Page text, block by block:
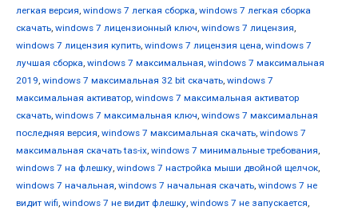
легкая версия, windows 7 легкая сборка, windows 7 легкая сборка
скачать, windows 7 лицензионный ключ, windows 7 лицензия,
windows 7 лицензия купить, windows 7 лицензия цена, windows 7
лучшая сборка, windows 7 максимальная, windows 7 максимальная
2019, windows 7 максимальная 32 bit скачать, windows 7
максимальная активатор, windows 7 максимальная активатор
скачать, windows 7 максимальная ключ, windows 7 максимальная
последняя версия, windows 7 максимальная скачать, windows 7
максимальная скачать tas-ix, windows 7 минимальные требования,
windows 7 на флешку, windows 7 настройка мыши двойной щелчок,
windows 7 начальная, windows 7 начальная скачать, windows 7 не
видит wifi, windows 7 не видит флешку, windows 7 не запускается,